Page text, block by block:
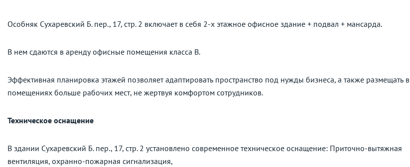
Особняк Сухаревский Б. пер., 17, стр. 2 включает в себя 2-х этажное офисное здание + подвал + мансарда.
В нем сдаются в аренду офисные помещения класса B.
Эффективная планировка этажей позволяет адаптировать пространство под нужды бизнеса, а также размещать в
помещениях больше рабочих мест, не жертвуя комфортом сотрудников.
Техническое оснащение
В здании Сухаревский Б. пер., 17, стр. 2 установлено современное техническое оснащение: Приточно-вытяжная
вентиляция, охранно-пожарная сигнализация,